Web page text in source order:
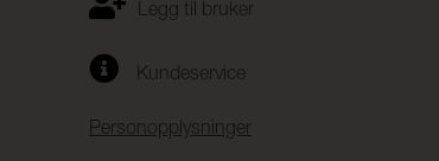
Legg til bruker
Kundeservice
Personopplysninger